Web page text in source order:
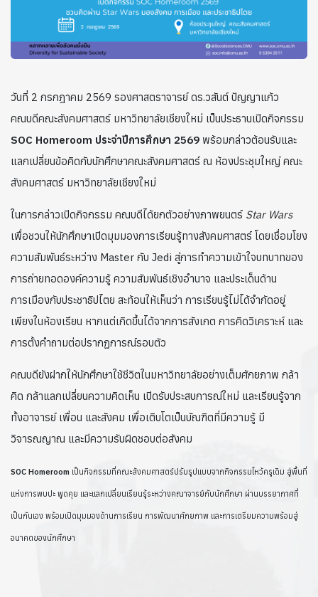
วันที่ 2 กรกฎาคม 2569 รองศาสตราจารย์ ดร.วสันต์ ปัญญาแก้ว
คณบดีคณะสังคมศาสตร์ มหาวิทยาลัยเชียงใหม่ เป็นประธานเปิดกิจกรรม
SOC Homeroom ประจำปีการศึกษา 2569 พร้อมกล่าวต้อนรับและ
แลกเปลี่ยนข้อคิดกับนักศึกษาคณะสังคมศาสตร์ ณ ห้องประชุมใหญ่ คณะ
สังคมศาสตร์ มหาวิทยาลัยเชียงใหม่
ในการกล่าวเปิดกิจกรรม คณบดีได้ยกตัวอย่างภาพยนตร์ Star Wars
เพื่อชวนให้นักศึกษาเปิดมุมมองการเรียนรู้ทางสังคมศาสตร์ โดยเชื่อมโยง
ความสัมพันธ์ระหว่าง Master กับ Jedi สู่การทำความเข้าใจบทบาทของ
การถ่ายทอดองค์ความรู้ ความสัมพันธ์เชิงอำนาจ และประเด็นด้าน
การเมืองกับประชาธิปไตย สะท้อนให้เห็นว่า การเรียนรู้ไม่ได้จำกัดอยู่
เพียงในห้องเรียน หากแต่เกิดขึ้นได้จากการสังเกต การคิดวิเคราะห์ และ
การตั้งคำถามต่อปรากฏการณ์รอบตัว
คณบดียังฝากให้นักศึกษาใช้ชีวิตในมหาวิทยาลัยอย่างเต็มศักยภาพ กล้า
คิด กล้าแลกเปลี่ยนความคิดเห็น เปิดรับประสบการณ์ใหม่ และเรียนรู้จาก
ทั้งอาจารย์ เพื่อน และสังคม เพื่อเติบโตเป็นบัณฑิตที่มีความรู้ มี
วิจารณญาณ และมีความรับผิดชอบต่อสังคม
SOC Homeroom เป็นกิจกรรมที่คณะสังคมศาสตร์ปรับรูปแบบจากกิจกรรมไหว้ครูเดิม สู่พื้นที่
แห่งการพบปะ พูดคุย และแลกเปลี่ยนเรียนรู้ระหว่างคณาจารย์กับนักศึกษา ผ่านบรรยากาศที่
เป็นกันเอง พร้อมเปิดมุมมองด้านการเรียน การพัฒนาศักยภาพ และการเตรียมความพร้อมสู่
อนาคตของนักศึกษา